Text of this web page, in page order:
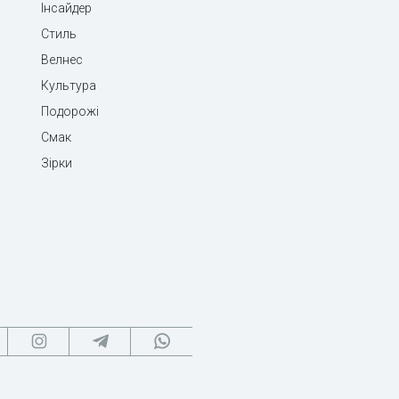
Інсайдер
Стиль
Велнес
Культура
Подорожі
Смак
Зірки